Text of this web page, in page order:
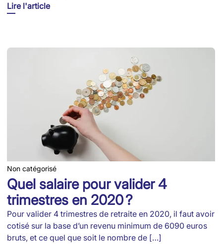
Lire l'article
Non catégorisé
Quel salaire pour valider 4
trimestres en 2020 ?
Pour valider 4 trimestres de retraite en 2020, il faut avoir
cotisé sur la base d’un revenu minimum de 6090 euros
bruts, et ce quel que soit le nombre de […]